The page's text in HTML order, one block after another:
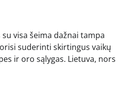
visa šeima dažnai tampa
suderinti skirtingus vaikų
ir oro sąlygas. Lietuva, nors